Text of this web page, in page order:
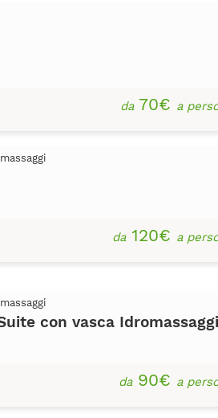
da70€ a
da120€ a
con vasca
da90€ a